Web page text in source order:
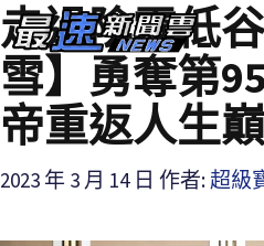
走過陰霾低
雪】勇奪第
帝重返人生
2023 年 3 月 14 日 作者: 超級